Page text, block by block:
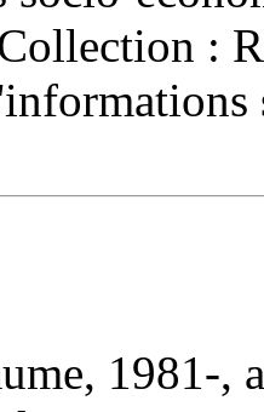
:
1981-,